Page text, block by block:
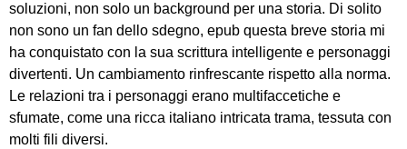
soluzioni, non solo un background per una storia. Di solito
non sono un fan dello sdegno, epub questa breve storia mi
ha conquistato con la sua scrittura intelligente e personaggi
divertenti. Un cambiamento rinfrescante rispetto alla norma.
Le relazioni tra i personaggi erano multifaccetiche e
sfumate, come una ricca italiano intricata trama, tessuta con
molti fili diversi.